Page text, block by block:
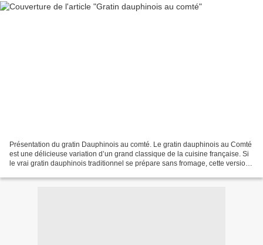
Présentation du gratin Dauphinois au comté. Le gratin dauphinois au Comté
est une délicieuse variation d’un grand classique de la cuisine française. Si
le vrai gratin dauphinois traditionnel se prépare sans fromage, cette version